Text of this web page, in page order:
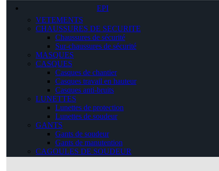
EPI
VETEMENTS
CHAUSSURES DE SECURITE
Chaussures de sécurité
Sur-chaussures de sécurité
MASQUES
CASQUES
Casques de chantier
Casques travail en hauteur
Casques anti-bruits
LUNETTES
Lunettes de protection
Lunettes de soudeur
GANTS
Gants de soudeur
Gants de manutention
CAGOULES DE SOUDEUR